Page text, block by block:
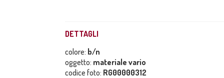
DETTAGLI
colore: b/n
oggetto: materiale vario
codice foto: RG00000312